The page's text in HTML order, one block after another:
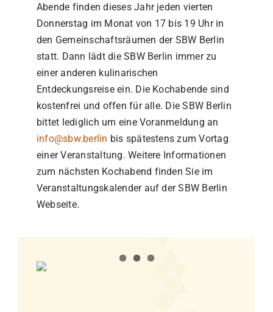
Abende finden dieses Jahr jeden vierten
Donnerstag im Monat von 17 bis 19 Uhr in
den Gemeinschaftsräumen der SBW Berlin
statt. Dann lädt die SBW Berlin immer zu
einer anderen kulinarischen
Entdeckungsreise ein. Die Kochabende sind
kostenfrei und offen für alle. Die SBW Berlin
bittet lediglich um eine Voranmeldung an
info@sbw.berlin bis spätestens zum Vortag
einer Veranstaltung. Weitere Informationen
zum nächsten Kochabend finden Sie im
Veranstaltungskalender auf der SBW Berlin
Webseite.